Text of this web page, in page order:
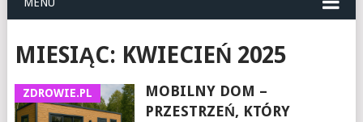
MIESIĄC: KWIECIEŃ 2025
ZDROWIE.PL
MOBILNY DOM –
PRZESTRZEŃ, KTÓRY